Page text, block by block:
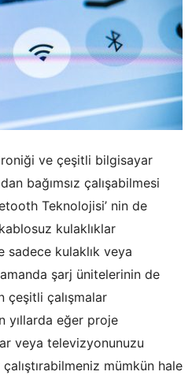
ve çeşitli bilgisayar
bağımsız çalışabilmesi
Teknolojisi’ nin de
kulaklıklar
sadece kulaklık veya
şarj ünitelerinin de
çeşitli çalışmalar
yıllarda eğer proje
veya televizyonunuzu
mümkün hale